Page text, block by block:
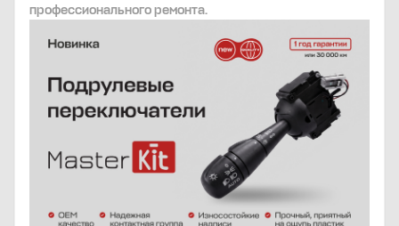
профессионального ремонта.